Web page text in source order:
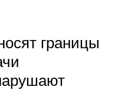
границы